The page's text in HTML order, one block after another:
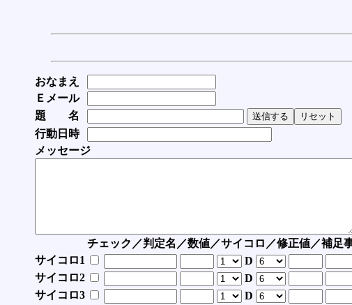
おなまえ
Ｅメール
題 名
行動日時
メッセージ
チェック／判定名／数値／サイコロ／修正値／補足
サイコロ1
D
サイコロ2
D
サイコロ3
D